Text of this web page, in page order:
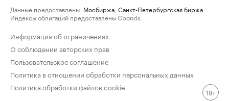
Данные предоставлены: Мосбиржа Санкт-Петербургская биржа
Индексы облигаций предоставлены Cbonds.
Информация об ограничениях
О соблюдении авторских прав
Пользовательское соглашение
Политика в отношении обработки персональных данных
Политика обработки файлов cookie
18+